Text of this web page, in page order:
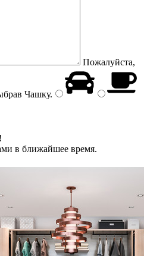
Пожалуйста,
Чашку.
в ближайшее время.